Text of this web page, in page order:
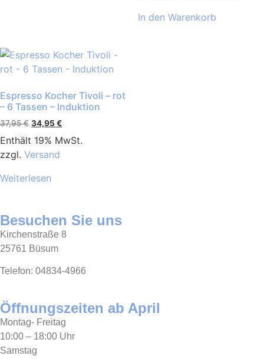
In den Warenkorb
Espresso Kocher Tivoli – rot
– 6 Tassen – Induktion
37,95€ 34,95€
Enthält 19% MwSt.
zzgl. Versand
Weiterlesen
Besuchen Sie uns
Kirchenstraße 8
25761 Büsum
Telefon: 04834-4966
Öffnungszeiten ab April
Montag- Freitag
10:00 – 18:00 Uhr
Samstag